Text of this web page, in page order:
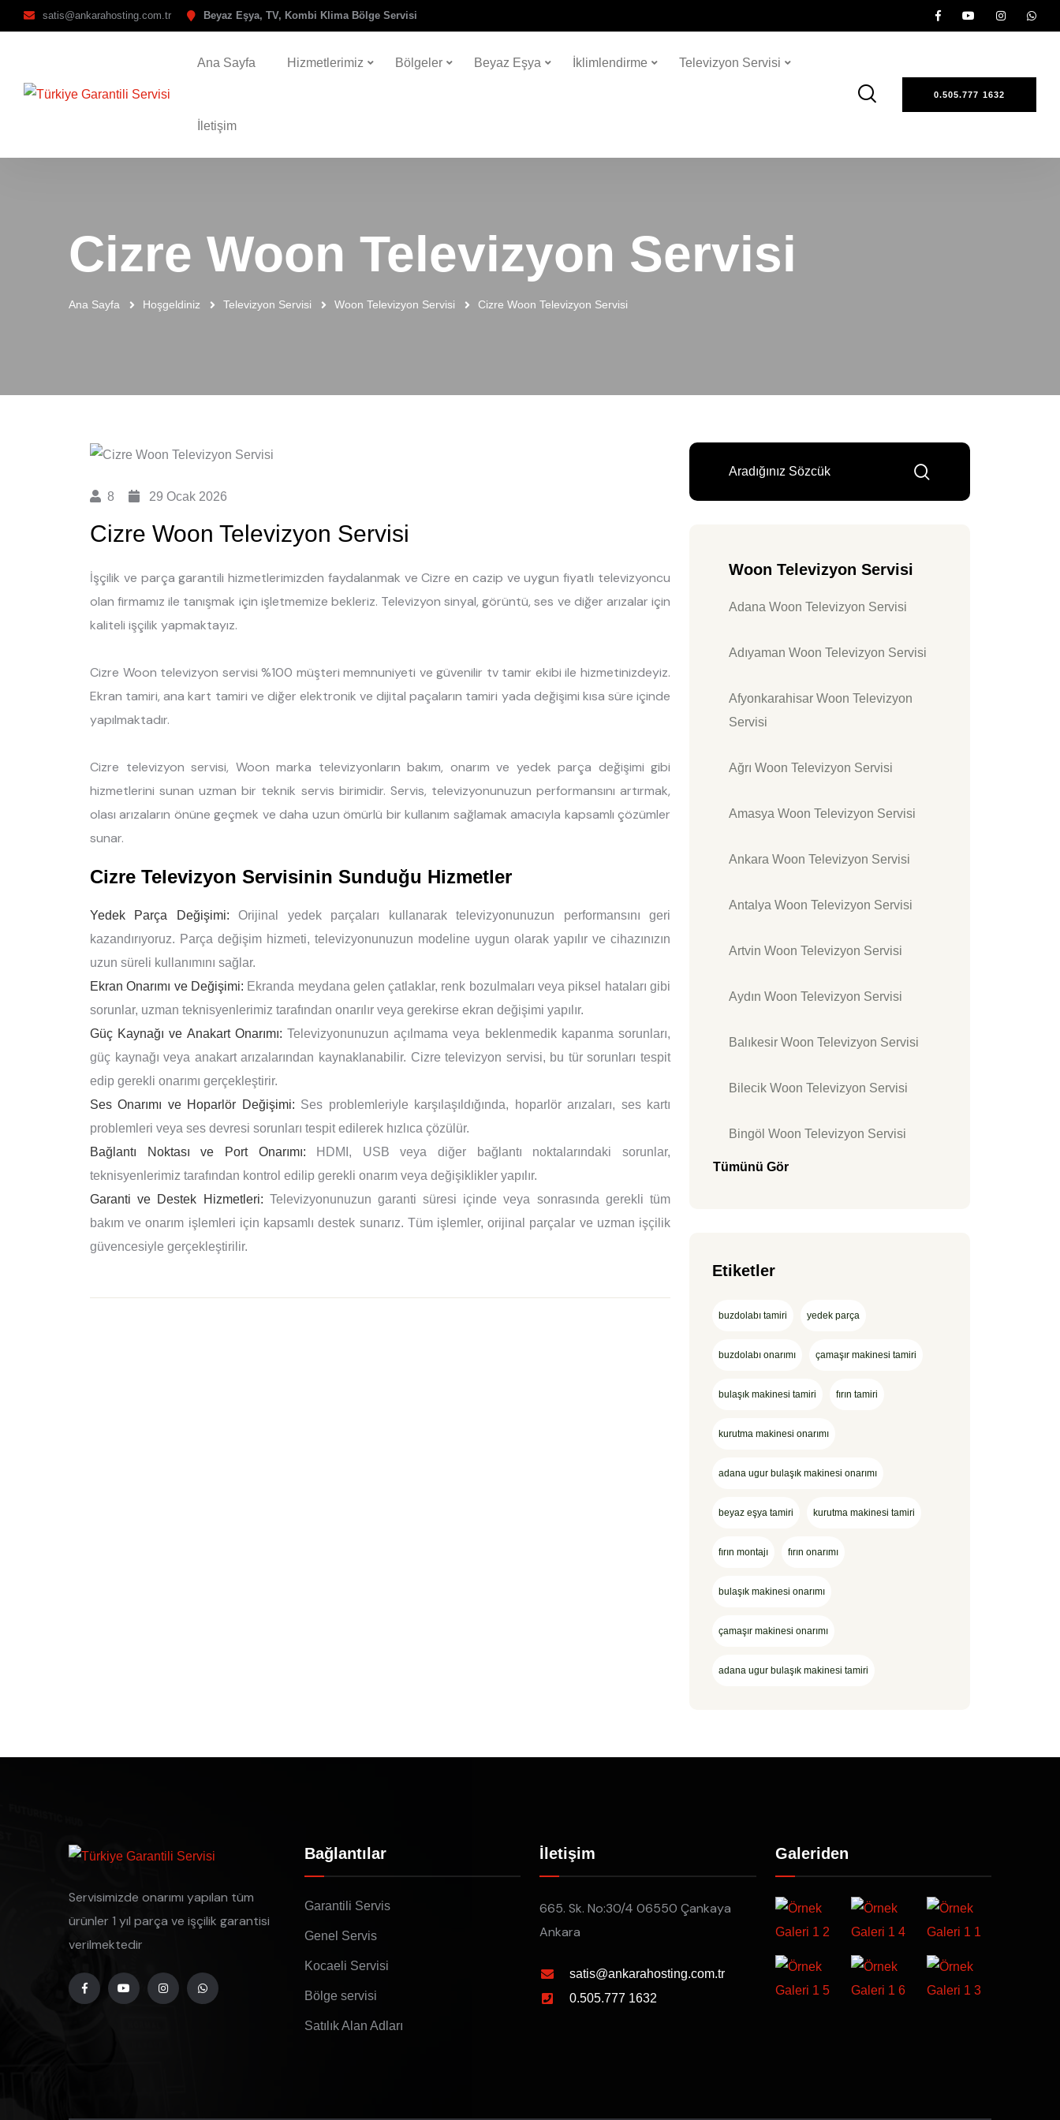
satis@ankarahosting.com.tr Beyaz Eşya, TV, Kombi Klima Bölge Servisi
Ana Sayfa Hizmetlerimiz Bölgeler Beyaz Eşya İklimlendirme Televizyon Servisi
İletişim
0.505.777 1632
Cizre Woon Televizyon Servisi
Ana Sayfa Hoşgeldiniz Televizyon Servisi Woon Televizyon Servisi Cizre Woon Televizyon Servisi
8 29 Ocak 2026
Cizre Woon Televizyon Servisi
İşçilik ve parça garantili hizmetlerimizden faydalanmak ve Cizre en cazip ve uygun fiyatlı televizyoncu
olan firmamız ile tanışmak için işletmemize bekleriz. Televizyon sinyal, görüntü, ses ve diğer arızalar için
kaliteli işçilik yapmaktayız.
Cizre Woon televizyon servisi %100 müşteri memnuniyeti ve güvenilir tv tamir ekibi ile hizmetinizdeyiz.
Ekran tamiri, ana kart tamiri ve diğer elektronik ve dijital paçaların tamiri yada değişimi kısa süre içinde
yapılmaktadır.
Cizre televizyon servisi, Woon marka televizyonların bakım, onarım ve yedek parça değişimi gibi
hizmetlerini sunan uzman bir teknik servis birimidir. Servis, televizyonunuzun performansını artırmak,
olası arızaların önüne geçmek ve daha uzun ömürlü bir kullanım sağlamak amacıyla kapsamlı çözümler
sunar.
Cizre Televizyon Servisinin Sunduğu Hizmetler
Yedek Parça Değişimi: Orijinal yedek parçaları kullanarak televizyonunuzun performansını geri
kazandırıyoruz. Parça değişim hizmeti, televizyonunuzun modeline uygun olarak yapılır ve cihazınızın
uzun süreli kullanımını sağlar.
Ekran Onarımı ve Değişimi: Ekranda meydana gelen çatlaklar, renk bozulmaları veya piksel hataları gibi
sorunlar, uzman teknisyenlerimiz tarafından onarılır veya gerekirse ekran değişimi yapılır.
Güç Kaynağı ve Anakart Onarımı: Televizyonunuzun açılmama veya beklenmedik kapanma sorunları,
güç kaynağı veya anakart arızalarından kaynaklanabilir. Cizre televizyon servisi, bu tür sorunları tespit
edip gerekli onarımı gerçekleştirir.
Ses Onarımı ve Hoparlör Değişimi: Ses problemleriyle karşılaşıldığında, hoparlör arızaları, ses kartı
problemleri veya ses devresi sorunları tespit edilerek hızlıca çözülür.
Bağlantı Noktası ve Port Onarımı: HDMI, USB veya diğer bağlantı noktalarındaki sorunlar,
teknisyenlerimiz tarafından kontrol edilip gerekli onarım veya değişiklikler yapılır.
Garanti ve Destek Hizmetleri: Televizyonunuzun garanti süresi içinde veya sonrasında gerekli tüm
bakım ve onarım işlemleri için kapsamlı destek sunarız. Tüm işlemler, orijinal parçalar ve uzman işçilik
güvencesiyle gerçekleştirilir.
Woon Televizyon Servisi
Adana Woon Televizyon Servisi
Adıyaman Woon Televizyon Servisi
Afyonkarahisar Woon Televizyon
Servisi
Ağrı Woon Televizyon Servisi
Amasya Woon Televizyon Servisi
Ankara Woon Televizyon Servisi
Antalya Woon Televizyon Servisi
Artvin Woon Televizyon Servisi
Aydın Woon Televizyon Servisi
Balıkesir Woon Televizyon Servisi
Bilecik Woon Televizyon Servisi
Bingöl Woon Televizyon Servisi
Tümünü Gör
Etiketler
buzdolabı tamiri yedek parça
buzdolabı onarımı çamaşır makinesi tamiri
bulaşık makinesi tamiri fırın tamiri
kurutma makinesi onarımı
adana ugur bulaşık makinesi onarımı
beyaz eşya tamiri kurutma makinesi tamiri
fırın montajı fırın onarımı
bulaşık makinesi onarımı
çamaşır makinesi onarımı
adana ugur bulaşık makinesi tamiri
Servisimizde onarımı yapılan tüm
ürünler 1 yıl parça ve işçilik garantisi
verilmektedir
Bağlantılar
Garantili Servis
Genel Servis
Kocaeli Servisi
Bölge servisi
Satılık Alan Adları
İletişim
665. Sk. No:30/4 06550 Çankaya
Ankara
satis@ankarahosting.com.tr
0.505.777 1632
Galeriden